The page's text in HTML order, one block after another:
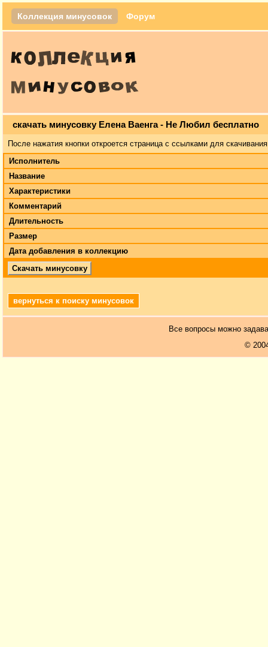
Коллекция минусовок Форум
скачать минусовку Елена Ваенга - Не Любил бесплатно
После нажатия кнопки откроется страница с ссылками для
Исполнитель
Название
Характеристики
Комментарий
Длительность
Размер
Дата добавления в коллекцию
Скачать минусовку
вернуться к поиску минусовок
Все вопросы можно
©